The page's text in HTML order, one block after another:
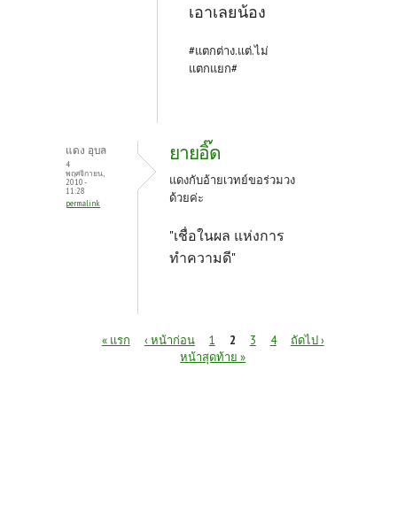
เอาเลยน้อง
#แตกต่าง.แต่.ไม่
แตกแยก#
แดง อุบล
4
พฤศจิกายน,
2010 -
11:28
permalink
ยายอิ๊ด
แดงกับอ้ายเวทย์ขอร่วมวง
ด้วยค่ะ
"เชื่อในผล แห่งการ
ทำความดี"
« แรก ‹ หน้าก่อน 1 2 3 4
ถัดไป ›
หน้าสุดท้าย »